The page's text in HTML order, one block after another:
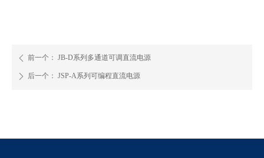
ꄴ 前一个： JB-D系列多通道可调直流电源
ꄲ 后一个： JSP-A系列可编程直流电源